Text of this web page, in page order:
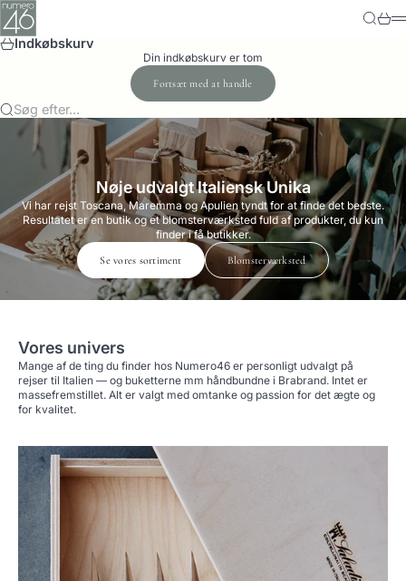
Spring til indhold
Numero-46 SøgKurv
Indkøbskurv
Din indkøbskurv er tom
Fortsæt med at handle
Søg efter...
Nøje udvalgt Italiensk Unika
Vi har rejst Toscana, Maremma og Apulien tyndt for at finde det bedste.
Resultatet er en butik og et blomsterværksted fuld af produkter, du kun
finder i få butikker.
Se vores sortiment Blomsterværksted
Vores univers
Mange af de ting du finder hos Numero46 er personligt udvalgt på
rejser til Italien — og buketterne mm håndbundne i Brabrand. Intet er
massefremstillet. Alt er valgt med omtanke og passion for det ægte og
for kvalitet.